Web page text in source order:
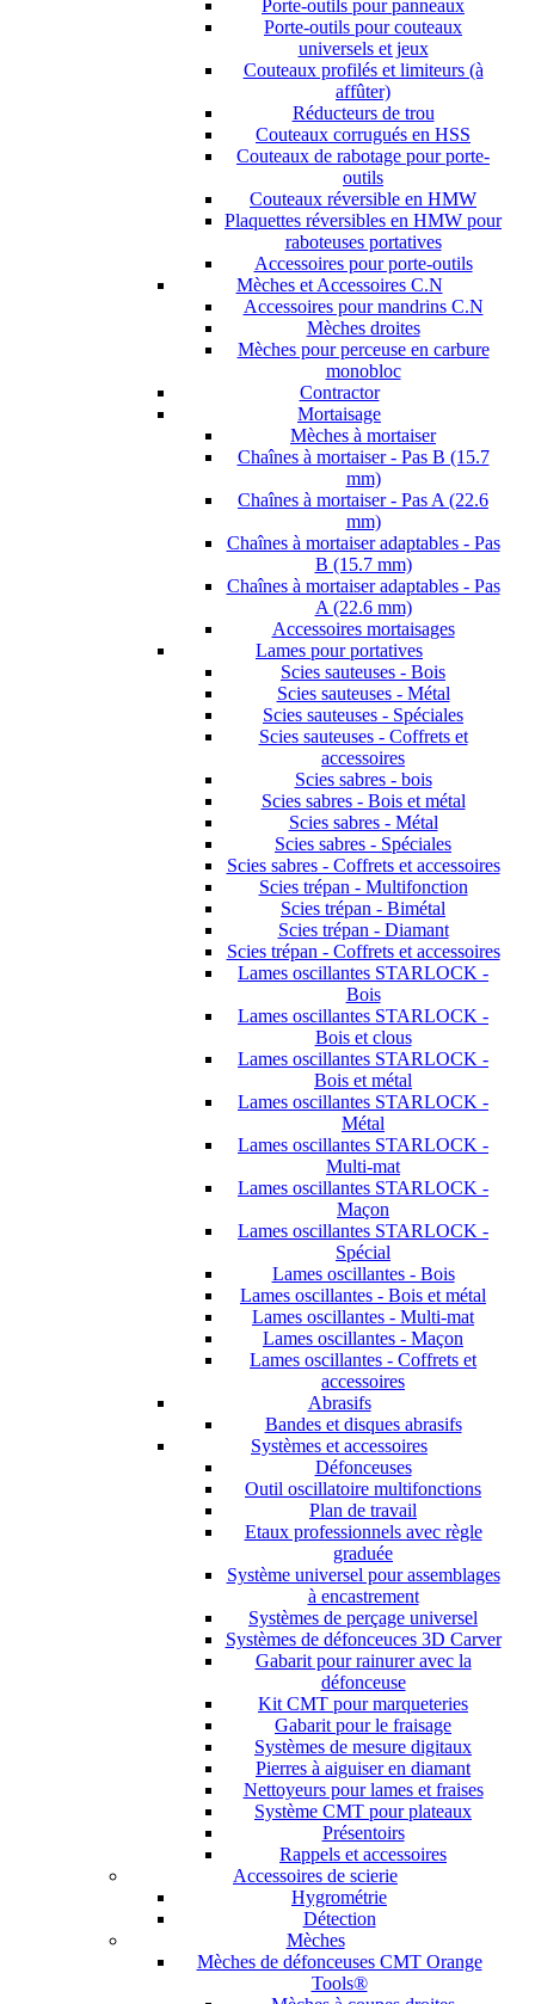
Porte-outils pour panneaux
Porte-outils pour couteaux
universels et jeux
Couteaux profilés et limiteurs (à
affûter)
Réducteurs de trou
Couteaux corrugués en HSS
Couteaux de rabotage pour porte-
outils
Couteaux réversible en HMW
Plaquettes réversibles en HMW pour
raboteuses portatives
Accessoires pour porte-outils
Mèches et Accessoires C.N
Accessoires pour mandrins C.N
Mèches droites
Mèches pour perceuse en carbure
monobloc
Contractor
Mortaisage
Mèches à mortaiser
Chaînes à mortaiser - Pas B (15.7
mm)
Chaînes à mortaiser - Pas A (22.6
mm)
Chaînes à mortaiser adaptables - Pas
B (15.7 mm)
Chaînes à mortaiser adaptables - Pas
A (22.6 mm)
Accessoires mortaisages
Lames pour portatives
Scies sauteuses - Bois
Scies sauteuses - Métal
Scies sauteuses - Spéciales
Scies sauteuses - Coffrets et
accessoires
Scies sabres - bois
Scies sabres - Bois et métal
Scies sabres - Métal
Scies sabres - Spéciales
Scies sabres - Coffrets et accessoires
Scies trépan - Multifonction
Scies trépan - Bimétal
Scies trépan - Diamant
Scies trépan - Coffrets et accessoires
Lames oscillantes STARLOCK -
Bois
Lames oscillantes STARLOCK -
Bois et clous
Lames oscillantes STARLOCK -
Bois et métal
Lames oscillantes STARLOCK -
Métal
Lames oscillantes STARLOCK -
Multi-mat
Lames oscillantes STARLOCK -
Maçon
Lames oscillantes STARLOCK -
Spécial
Lames oscillantes - Bois
Lames oscillantes - Bois et métal
Lames oscillantes - Multi-mat
Lames oscillantes - Maçon
Lames oscillantes - Coffrets et
accessoires
Abrasifs
Bandes et disques abrasifs
Systèmes et accessoires
Défonceuses
Outil oscillatoire multifonctions
Plan de travail
Etaux professionnels avec règle
graduée
Système universel pour assemblages
à encastrement
Systèmes de perçage universel
Systèmes de défonceuces 3D Carver
Gabarit pour rainurer avec la
défonceuse
Kit CMT pour marqueteries
Gabarit pour le fraisage
Systèmes de mesure digitaux
Pierres à aiguiser en diamant
Nettoyeurs pour lames et fraises
Système CMT pour plateaux
Présentoirs
Rappels et accessoires
Accessoires de scierie
Hygrométrie
Détection
Mèches
Mèches de défonceuses CMT Orange
Tools®